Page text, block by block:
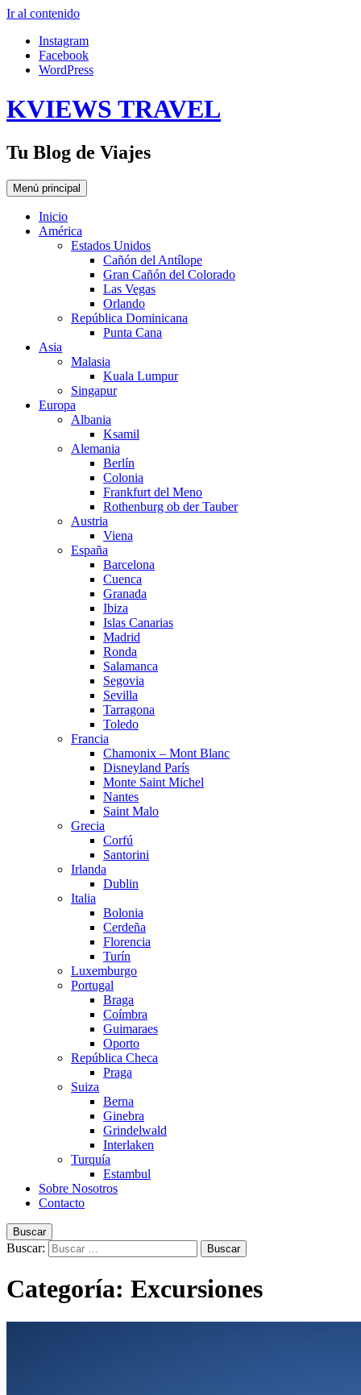
Ir al contenido
Instagram
Facebook
WordPress
KVIEWS TRAVEL
Tu Blog de Viajes
Menú principal
Inicio
América
Estados Unidos
Cañón del Antílope
Gran Cañón del Colorado
Las Vegas
Orlando
República Dominicana
Punta Cana
Asia
Malasia
Kuala Lumpur
Singapur
Europa
Albania
Ksamil
Alemania
Berlín
Colonia
Frankfurt del Meno
Rothenburg ob der Tauber
Austria
Viena
España
Barcelona
Cuenca
Granada
Ibiza
Islas Canarias
Madrid
Ronda
Salamanca
Segovia
Sevilla
Tarragona
Toledo
Francia
Chamonix – Mont Blanc
Disneyland París
Monte Saint Michel
Nantes
Saint Malo
Grecia
Corfú
Santorini
Irlanda
Dublin
Italia
Bolonia
Cerdeña
Florencia
Turín
Luxemburgo
Portugal
Braga
Coímbra
Guimaraes
Oporto
República Checa
Praga
Suiza
Berna
Ginebra
Grindelwald
Interlaken
Turquía
Estambul
Sobre Nosotros
Contacto
Buscar
Buscar:
Categoría: Excursiones